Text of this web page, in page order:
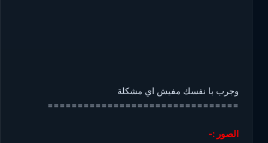
وجرب با نفسك مفيش اي مشكلة
================================
الصور :-